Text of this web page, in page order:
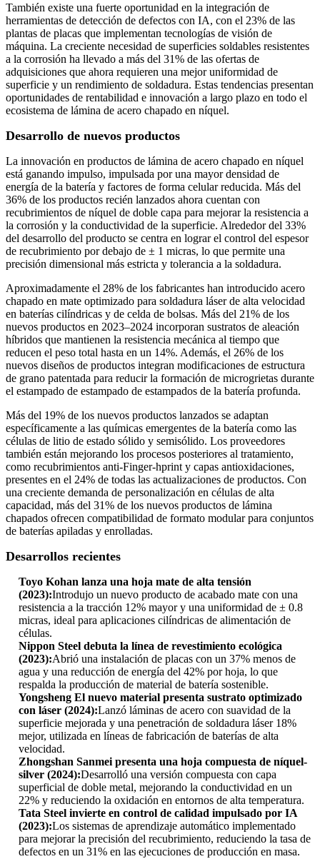
También existe una fuerte oportunidad en la integración de
herramientas de detección de defectos con IA, con el 23% de las
plantas de placas que implementan tecnologías de visión de
máquina. La creciente necesidad de superficies soldables resistentes
a la corrosión ha llevado a más del 31% de las ofertas de
adquisiciones que ahora requieren una mejor uniformidad de
superficie y un rendimiento de soldadura. Estas tendencias presentan
oportunidades de rentabilidad e innovación a largo plazo en todo el
ecosistema de lámina de acero chapado en níquel.
Desarrollo de nuevos productos
La innovación en productos de lámina de acero chapado en níquel
está ganando impulso, impulsada por una mayor densidad de
energía de la batería y factores de forma celular reducida. Más del
36% de los productos recién lanzados ahora cuentan con
recubrimientos de níquel de doble capa para mejorar la resistencia a
la corrosión y la conductividad de la superficie. Alrededor del 33%
del desarrollo del producto se centra en lograr el control del espesor
de recubrimiento por debajo de ± 1 micras, lo que permite una
precisión dimensional más estricta y tolerancia a la soldadura.
Aproximadamente el 28% de los fabricantes han introducido acero
chapado en mate optimizado para soldadura láser de alta velocidad
en baterías cilíndricas y de celda de bolsas. Más del 21% de los
nuevos productos en 2023–2024 incorporan sustratos de aleación
híbridos que mantienen la resistencia mecánica al tiempo que
reducen el peso total hasta en un 14%. Además, el 26% de los
nuevos diseños de productos integran modificaciones de estructura
de grano patentada para reducir la formación de microgrietas durante
el estampado de estampado de estampados de la batería profunda.
Más del 19% de los nuevos productos lanzados se adaptan
específicamente a las químicas emergentes de la batería como las
células de litio de estado sólido y semisólido. Los proveedores
también están mejorando los procesos posteriores al tratamiento,
como recubrimientos anti-Finger-hprint y capas antioxidaciones,
presentes en el 24% de todas las actualizaciones de productos. Con
una creciente demanda de personalización en células de alta
capacidad, más del 31% de los nuevos productos de lámina
chapados ofrecen compatibilidad de formato modular para conjuntos
de baterías apiladas y enrolladas.
Desarrollos recientes
Toyo Kohan lanza una hoja mate de alta tensión
(2023):Introdujo un nuevo producto de acabado mate con una
resistencia a la tracción 12% mayor y una uniformidad de ± 0.8
micras, ideal para aplicaciones cilíndricas de alimentación de
células.
Nippon Steel debuta la línea de revestimiento ecológica
(2023):Abrió una instalación de placas con un 37% menos de
agua y una reducción de energía del 42% por hoja, lo que
respalda la producción de material de batería sostenible.
Yongsheng El nuevo material presenta sustrato optimizado
con láser (2024):Lanzó láminas de acero con suavidad de la
superficie mejorada y una penetración de soldadura láser 18%
mejor, utilizada en líneas de fabricación de baterías de alta
velocidad.
Zhongshan Sanmei presenta una hoja compuesta de níquel-
silver (2024):Desarrolló una versión compuesta con capa
superficial de doble metal, mejorando la conductividad en un
22% y reduciendo la oxidación en entornos de alta temperatura.
Tata Steel invierte en control de calidad impulsado por IA
(2023):Los sistemas de aprendizaje automático implementado
para mejorar la precisión del recubrimiento, reduciendo la tasa de
defectos en un 31% en las ejecuciones de producción en masa.